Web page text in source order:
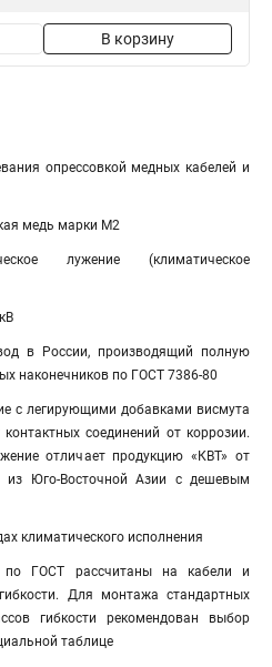
В корзину
опрессовкой медных кабелей и
медь марки М2
лужение (климатическое
в России, производящий полную
наконечников по ГОСТ 7386-80
с легирующими добавками висмута
соединений от коррозии.
отличает продукцию «КВТ» от
из Юго-Восточной Азии с дешевым
климатического исполнения
по ГОСТ рассчитаны на кабели и
Для монтажа стандартных
гибкости рекомендован выбор
таблице